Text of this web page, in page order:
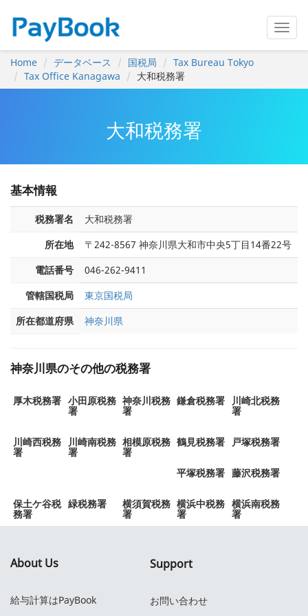
Home データベース 国税局
Tax Bureau Tokyo
Tax Office Kanagawa
大和税務署
大和税務署
基本情報
税務署名
大和税務署
所在地
〒242-8567 神奈川県大和市中央5丁目14番22号
電話番号
046-262-9411
管轄国税局
東京国税局
所在都道府県
神奈川県
神奈川県のその他の税務署
厚木税務署 小田原税務
署
神奈川税務
署
鎌倉税務署 川崎北税務
署
川崎西税務
署
川崎南税務
署
相模原税務
署
鶴見税務署 戸塚税務署
平塚税務署 藤沢税務署
保土ケ谷税
務署
緑税務署 横須賀税務
署
横浜中税務
署
横浜南税務
署
About Us
給与計算はPayBook
Support
お問い合わせ